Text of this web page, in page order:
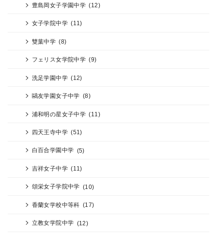
豊島岡女子学園中学 (12)
女子学院中学 (11)
雙葉中学 (8)
フェリス女学院中学 (9)
洗足学園中学 (12)
鷗友学園女子中学 (8)
浦和明の星女子中学 (11)
四天王寺中学 (51)
白百合学園中学 (5)
吉祥女子中学 (11)
頌栄女子学院中学 (10)
香蘭女学校中等科 (17)
立教女学院中学 (12)